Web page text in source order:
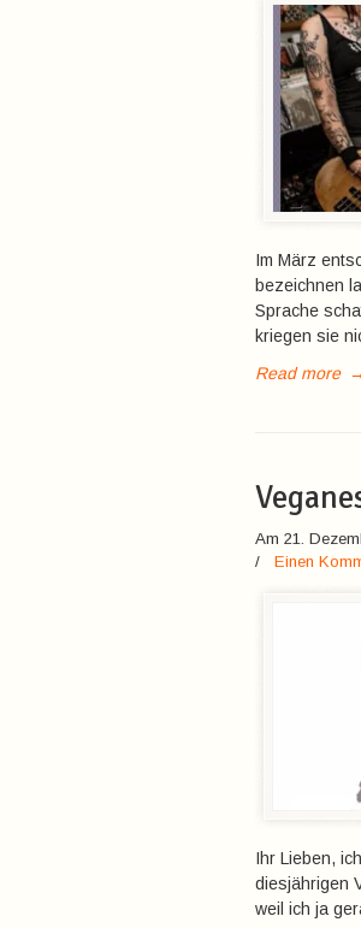
Im März
bezeichnen
Sprache
kriegen sie
Read more →
Am 21.
/ Einen
Ihr Lieben,
diesjährigen
weil ich ja